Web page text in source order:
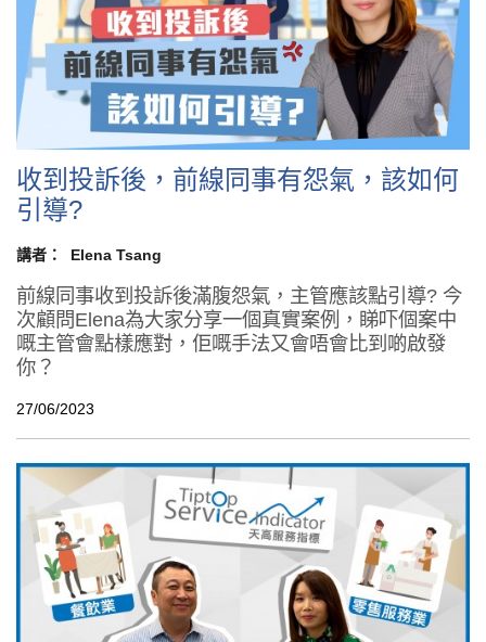
收到投訴後，前線同事有怨氣，該如何
引導?
講者： Elena Tsang
前線同事收到投訴後滿腹怨氣，主管應該點引導? 今
次顧問Elena為大家分享一個真實案例，睇吓個案中
嘅主管會點樣應對，佢嘅手法又會唔會比到啲啟發
你？
27/06/2023